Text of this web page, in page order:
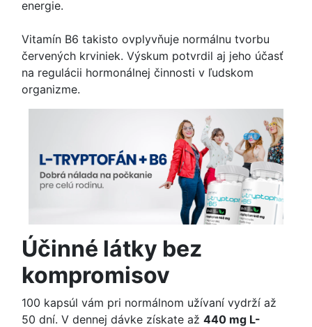
energie.
Vitamín B6 takisto ovplyvňuje normálnu tvorbu
červených krviniek. Výskum potvrdil aj jeho účasť
na regulácii hormonálnej činnosti v ľudskom
organizme.
Účinné látky bez
kompromisov
100 kapsúl vám pri normálnom užívaní vydrží až
50 dní. V dennej dávke získate až 440 mg L-